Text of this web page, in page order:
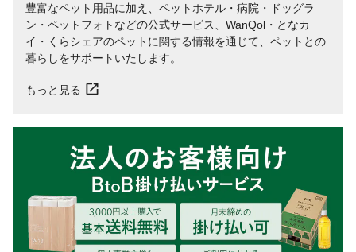
豊富なペット用品に加え、ペットホテル・病院・ドッグラ
ン・ペットフォトなどの公式サービス、WanQol・となカ
イ・くらシェアのペットに関する情報を通じて、ペットとの
暮らしをサポートいたします。
もっと見る